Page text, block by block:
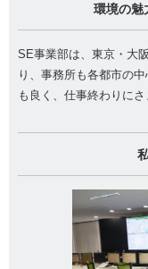
環境の魅
SE事業部は、東京・大
り、事務所も各都市の
も良く、仕事終わりに